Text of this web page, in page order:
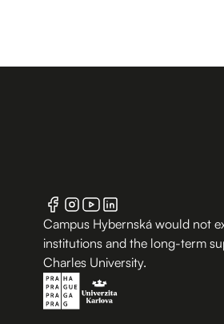
Campus Hybernská would not
institutions and the long-term
Charles University.